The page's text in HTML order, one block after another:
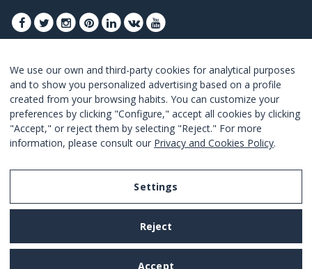
ISCRIVITI PER OTTENERE LE OFFERTE MIGLIORI
UNISCITI
Accetto i termini e condizioni.
We use our own and third-party cookies for analytical purposes
and to show you personalized advertising based on a profile
created from your browsing habits. You can customize your
preferences by clicking "Configure," accept all cookies by clicking
"Accept," or reject them by selecting "Reject." For more
information, please consult our Privacy and Cookies Policy.
Settings
Reject
Accept
Legal Notice
Privacy and Cookies Policy
Terms and Conditions of Use